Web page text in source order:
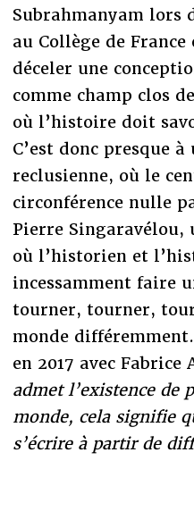
Subrahmanyam lors
au Collège de
déceler une
comme champ clos
où l’histoire doit
C’est donc presque
reclusienne, où le
circonférence nulle
Pierre Singaravélou,
où l’historien et
incessamment faire
tourner, tourner,
monde
en 2017 avec Fabrice
admet l’existence de
monde, cela signifie
s’écrire à partir de